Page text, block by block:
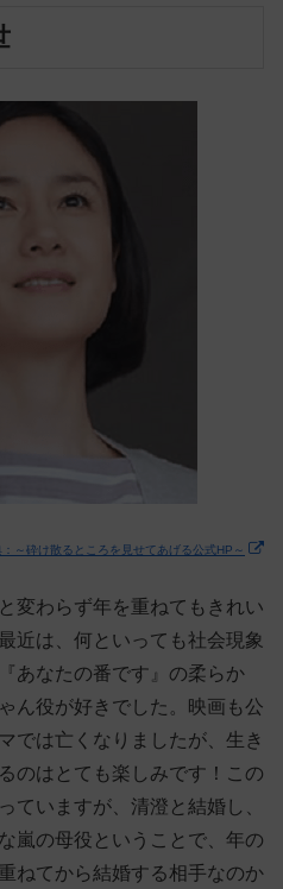
：～砕け散るところを見せてあげる公式HP～
変わらず年を重ねてもきれい
近は、何といっても社会現象
あなたの番です』の柔らか
ん役が好きでした。映画も公
では亡くなりましたが、生き
のはとても楽しみです！この
ていますが、清澄と結婚し、
嵐の母役ということで、年の
ねてから結婚する相手なのか